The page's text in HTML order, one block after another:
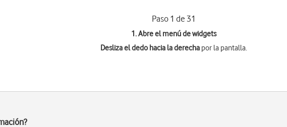
Paso 1 de 31
1. Abre el menú de widgets
Desliza el dedo hacia la derecha por la pantalla.